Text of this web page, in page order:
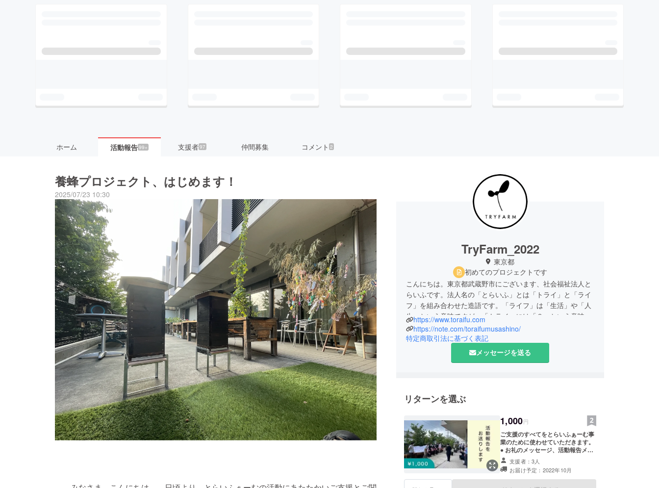
ホーム 活動報告99+ 支援者97 仲間募集 コメント 2
養蜂プロジェクト、はじめます！
2025/07/23 10:30
TryFarm_2022
東京都
初めてのプロジェクトです
こんにちは。東京都武蔵野市にございます、社会福祉法人と
らいふです。法人名の「とらいふ」とは「トライ」と「ライ
フ」を組み合わせた造語です。「ライフ」は「生活」や「人
生」という意味ですが、「トライ」には「３」という意味が
あります（楽器の「トライアングル」のトライです）。この
「３」は、「法人」「地域」「行政」を指しており、法人名
称にはこの三者が協力し合いながら市民の「生活」「人生」
を支えつつ、より良い福祉社会の創造を図りたいとの法人の
ター「ぐっどういる境南」を立ち上げ、2004年に武蔵野市で
の福祉ニーズに応えられる福祉サービスの提供をしてまいり
ました。
そして、2017年5月に当法人三番目の施設として、特別養護
老人ホームを中心とした多目的福祉施設である「とらいふ武
蔵野」を開設しました。この「とらいふ武蔵野」は、高齢者
https://www.toraifu.com
https://note.com/toraifumusashino/
特定商取引法に基づく表記
メッセージを送る
リターンを選ぶ
1,000円
ご支援のすべてをとらいふぁーむ事
業のために使わせていただきます。
● お礼のメッセージ、活動報告メー
ルをお送りします。 ※プロジェクト
ページ「活動報告」欄にてご報告さ
せていただきます。
支援者：3人
お届け予定：2022年10月